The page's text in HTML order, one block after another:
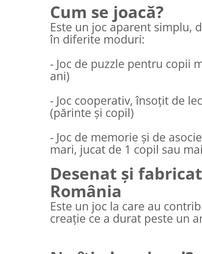
Cum se joacă?
Este un joc aparent simplu,
în diferite moduri:
- Joc de puzzle pentru copii
ani)
- Joc cooperativ, însoțit de
(părinte și copil)
- Joc de memorie și de
mari, jucat de 1 copil sau
Desenat și
România
Este un joc la care au
creație ce a durat peste un